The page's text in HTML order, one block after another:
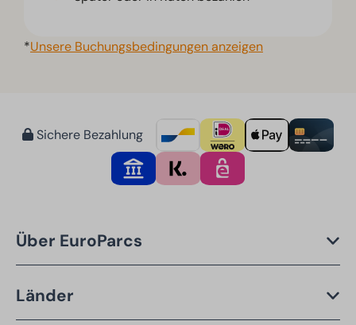
*Unsere Buchungsbedingungen anzeigen
Sichere Bezahlung
Über EuroParcs
Länder